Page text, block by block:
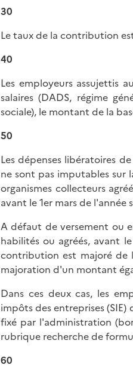
30
Le taux de la contribution est
40
Les employeurs assujettis
salaires (DADS, régime
sociale), le montant de la
50
Les dépenses libératoires
ne sont pas imputables sur
organismes collecteurs
avant le 1er mars de l'année
A défaut de versement ou
habilités ou agréés, avant
contribution est majoré de
majoration d'un montant
Dans ces deux cas, les
impôts des entreprises
fixé par l'administration
rubrique recherche de
60